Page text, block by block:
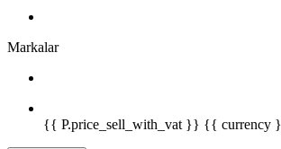
Markalar
{{ P.price_sell_with_vat }} {{ currency